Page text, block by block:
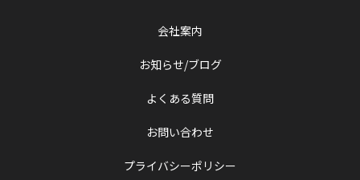
会社案内
お知らせ/ブログ
よくある質問
お問い合わせ
プライバシーポリシー